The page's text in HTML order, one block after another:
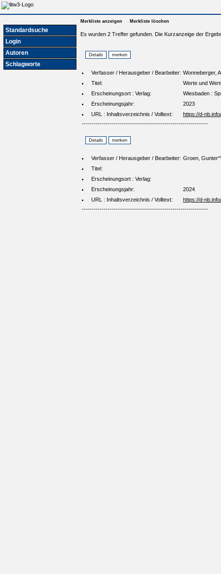
Standardsuche
Login
Autoren
Schlagworte
Merkliste anzeigen Merkliste löschen
Es wurden 2 Treffer gefunden. Die Kurzanzeige der
Verfasser / Herausgeber / Bearbeiter: Wonneberger,
Titel:
Werte und
Erscheinungsort : Verlag:
Wiesbaden :
Erscheinungsjahr:
2023
URL : Inhaltsverzeichnis / Volltext:
https://d-
----------------------------------------------------------------
Verfasser / Herausgeber / Bearbeiter: Groen,
Titel:
Erscheinungsort : Verlag:
Erscheinungsjahr:
2024
URL : Inhaltsverzeichnis / Volltext:
https://d-
----------------------------------------------------------------